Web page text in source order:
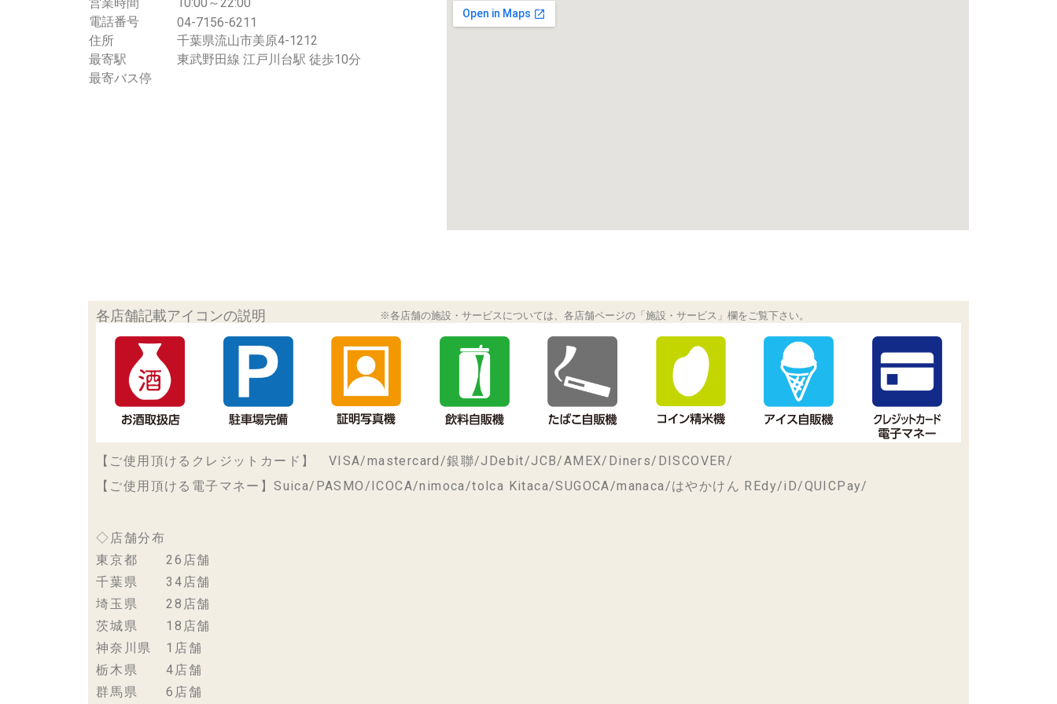
電話番号
04-7156-6211
住所
千葉県流山市美原4-1212
最寄駅
東武野田線 江戸川台駅 徒歩10分
最寄バス停
各店舗記載アイコンの説明 ※各店舗の施設・サービスについては、各店舗ページの「施設・サービス」欄をご覧下さい。
【ご使用頂けるクレジットカード】 VISA/mastercard/銀聯/JDebit/JCB/AMEX/Diners/DISCOVER/
【ご使用頂ける電子マネー】Suica/PASMO/ICOCA/nimoca/tolca Kitaca/SUGOCA/manaca/はやかけん REdy/iD/QUICPay/
◇店舗分布
東京都 26店舗
千葉県 34店舗
埼玉県 28店舗
茨城県 18店舗
神奈川県 1店舗
栃木県 4店舗
群馬県 6店舗